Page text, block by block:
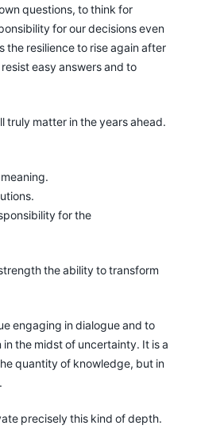
questions, to think for
for our decisions even
the resilience to rise again after
easy answers and to
truly matter in the years ahead.
for the
the ability to transform
engaging in dialogue and to
the midst of uncertainty. It is a
quantity of knowledge, but in
precisely this kind of depth.